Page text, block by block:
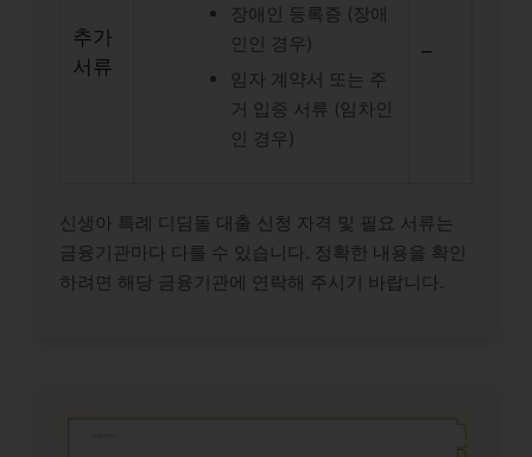
추가
서류
장애인 등록증 (장애
인인 경우)
임자 계약서 또는 주
거 입증 서류 (임차인
인 경우)
–
신생아 특례 디딤돌 대출 신청 자격 및 필요 서류는
금융기관마다 다를 수 있습니다. 정확한 내용을 확인
하려면 해당 금융기관에 연락해 주시기 바랍니다.